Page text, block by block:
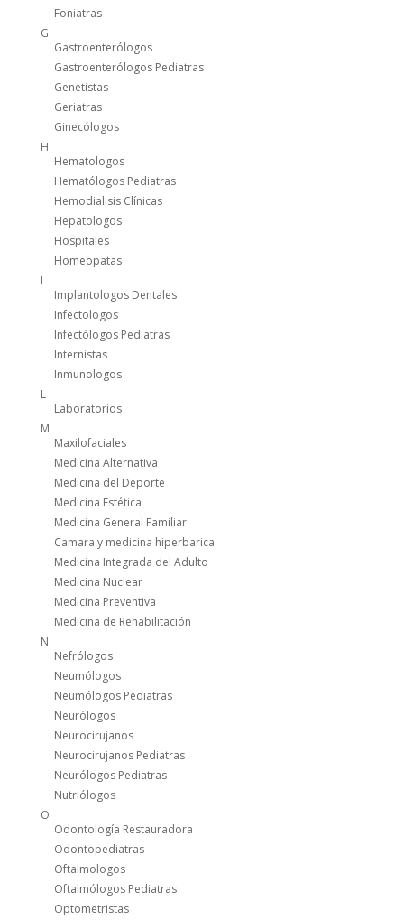
Foniatras
G
Gastroenterólogos
Gastroenterólogos Pediatras
Genetistas
Geriatras
Ginecólogos
H
Hematologos
Hematólogos Pediatras
Hemodialisis Clínicas
Hepatologos
Hospitales
Homeopatas
I
Implantologos Dentales
Infectologos
Infectólogos Pediatras
Internistas
Inmunologos
L
Laboratorios
M
Maxilofaciales
Medicina Alternativa
Medicina del Deporte
Medicina Estética
Medicina General Familiar
Camara y medicina hiperbarica
Medicina Integrada del Adulto
Medicina Nuclear
Medicina Preventiva
Medicina de Rehabilitación
N
Nefrólogos
Neumólogos
Neumólogos Pediatras
Neurólogos
Neurocirujanos
Neurocirujanos Pediatras
Neurólogos Pediatras
Nutriólogos
O
Odontología Restauradora
Odontopediatras
Oftalmologos
Oftalmólogos Pediatras
Optometristas